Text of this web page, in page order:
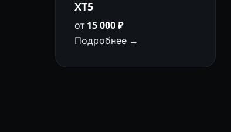
XT5
от15 000 ₽
Подробнее →